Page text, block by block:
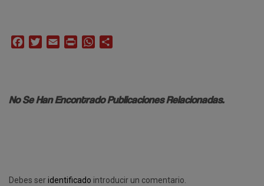
FacebookTwitterEmail Print WhatsApp
No Se Han Encontrado Publicaciones Relacionadas.
Debes seridentificado introducir un comentario.